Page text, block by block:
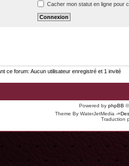
Cacher mon statut en ligne pour
ce forum: Aucun utilisateur enregistré et 1 invité
Powered by phpBB
Theme By WaterJetMedia -
Traduction